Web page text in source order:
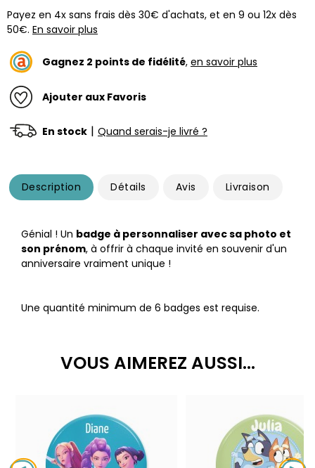
Payez en 4x sans frais dès 30€ d'achats, et en 9 ou 12x dès
50€. En savoir plus
Gagnez 2 points de fidélité, en savoir plus
Ajouter aux Favoris
En stock | Quand serais-je livré ?
Description Détails Avis Livraison
Génial ! Un badge à personnaliser avec sa photo et
son prénom, à offrir à chaque invité en souvenir d'un
anniversaire vraiment unique !
Une quantité minimum de 6 badges est requise.
VOUS AIMEREZ AUSSI...